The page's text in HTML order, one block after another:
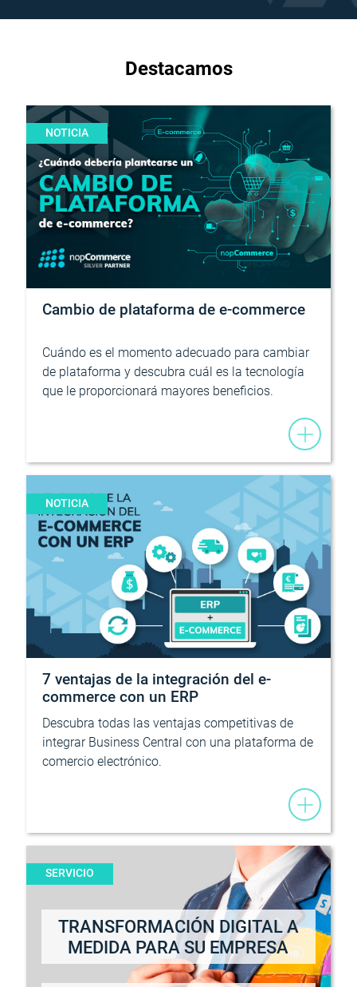
Destacamos
NOTICIA
Cambio de plataforma de e-commerce
Cuándo es el momento adecuado para cambiar
de plataforma y descubra cuál es la tecnología
que le proporcionará mayores beneficios.
NOTICIA
7 ventajas de la integración del e-
commerce con un ERP
Descubra todas las ventajas competitivas de
integrar Business Central con una plataforma de
comercio electrónico.
SERVICIO
TRANSFORMACIÓN DIGITAL A
MEDIDA PARA SU EMPRESA